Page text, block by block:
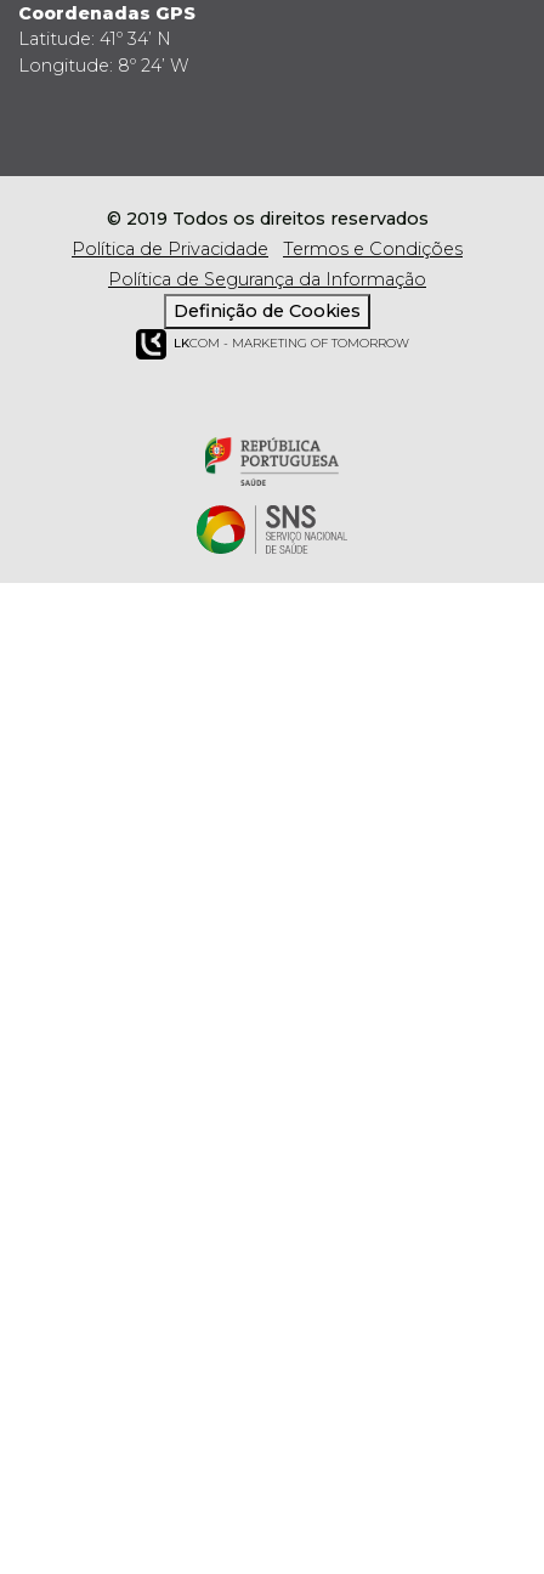
Coordenadas GPS
Latitude: 41º 34’ N
Longitude: 8º 24’ W
© 2019 Todos os direitos reservados
Política de Privacidade
Termos e Condições
Política de Segurança da Informação
Definição de Cookies
LKCOM - MARKETING OF TOMORROW